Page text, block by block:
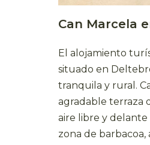
Can Marcela
El alojamiento
situado en
tranquila y rural.
agradable terraza
aire libre y delante
zona de